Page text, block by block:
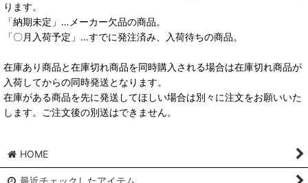
ります。
「納期未定」…メーカー欠品の商品。
「〇月入荷予定」…すでに発注済み、入荷待ちの商品。
在庫あり商品と在庫切れ商品を同時購入される場合は在庫切れ商品が
入荷してからの同時発送となります。
在庫がある商品を先に発送してほしい場合は別々に注文をお願いいた
します。ご注文後の別送はできません。
HOME
最近チェックしたアイテム